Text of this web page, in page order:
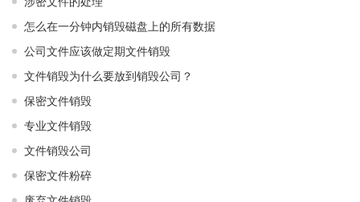
怎么在一分钟内销毁磁盘上的所有数据
公司文件应该做定期文件销毁
文件销毁为什么要放到销毁公司？
保密文件销毁
专业文件销毁
文件销毁公司
保密文件粉碎